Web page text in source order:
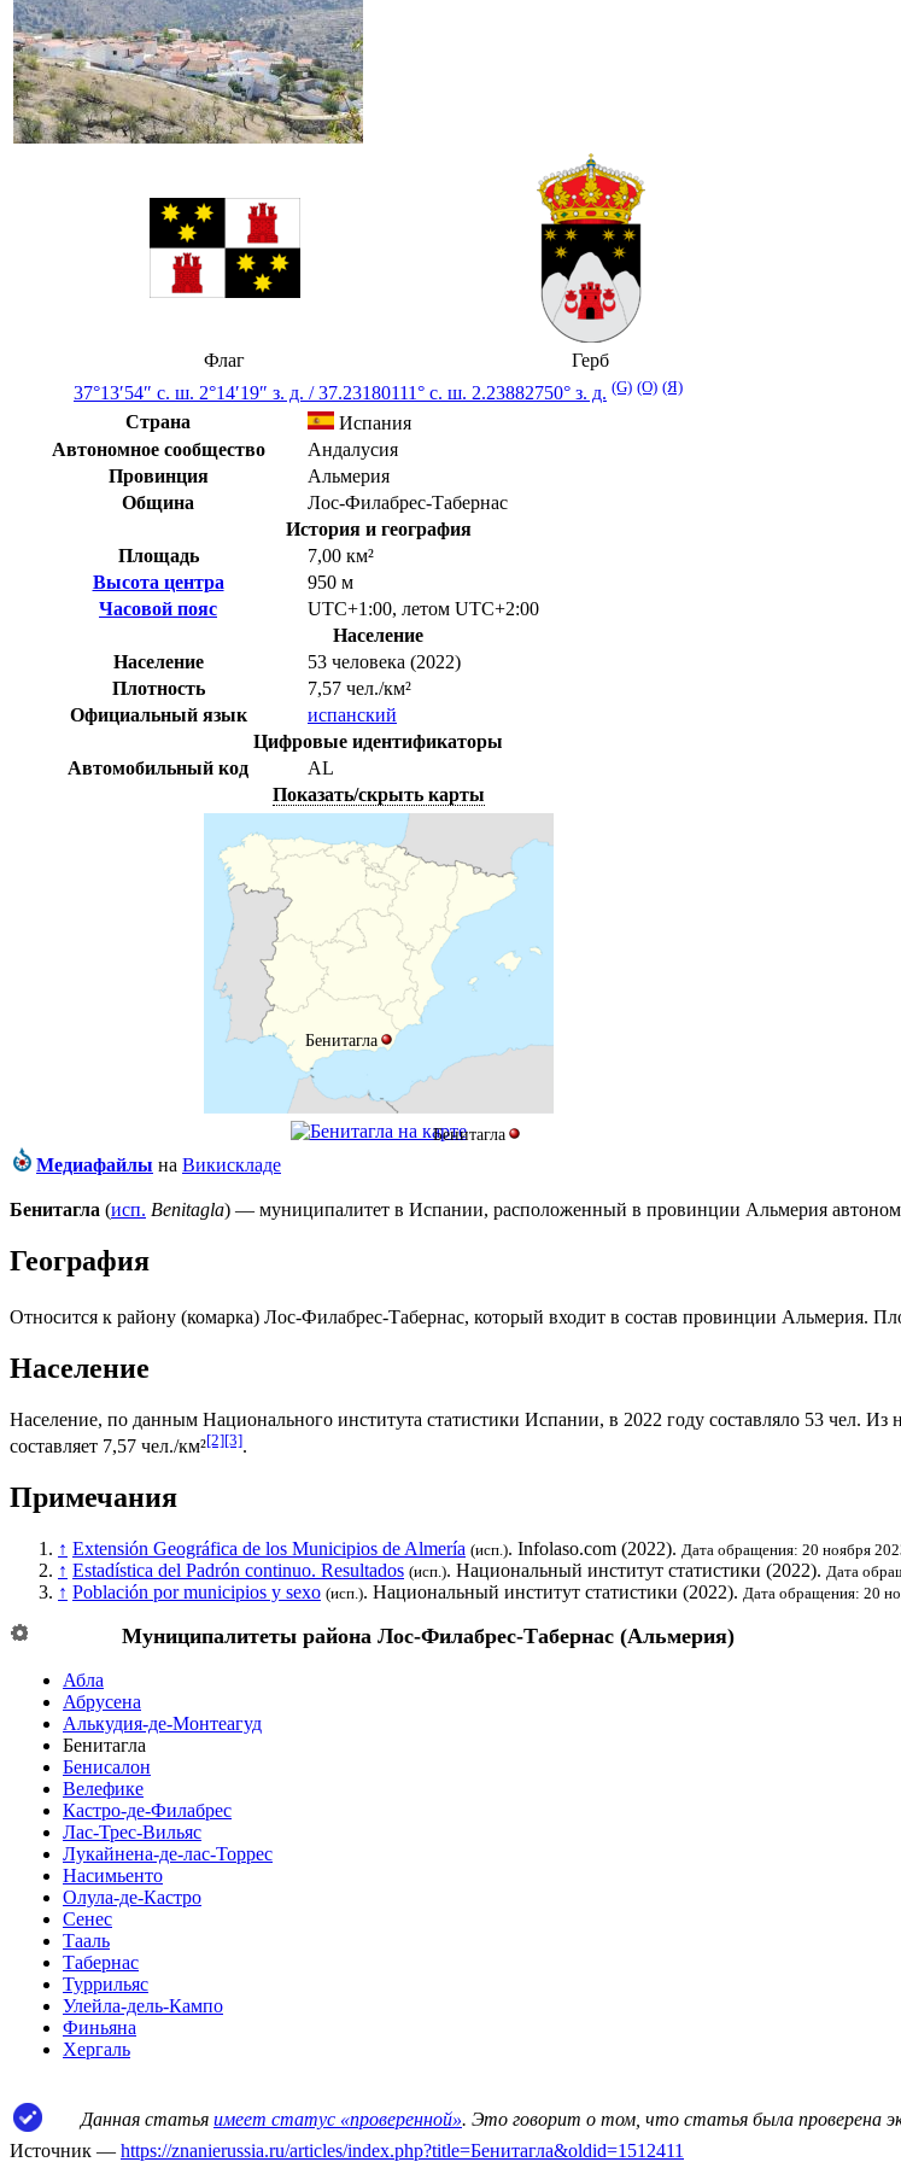
Флаг
Герб
37°13′54″ с. ш. 2°14′19″ з. д. /37.23180111° с. ш. 2.23882750° з. д. (G) (O) (Я)
Страна
Испания
Автономное сообщество
Андалусия
Провинция
Альмерия
Община
Лос-Филабрес-Табернас
История и география
Площадь
7,00 км²
Высота центра
950 м
Часовой пояс
UTC+1:00, летом UTC+2:00
Население
Население
53 человека (2022)
Плотность
7,57 чел./км²
Официальный язык
испанский
Цифровые идентификаторы
Автомобильный код
AL
Показать/скрыть карты
Бенитагла
Бенитагла
Медиафайлы на Викискладе
Бенитагла (исп. Benitagla) — муниципалитет в Испании, расположенный в провинции Альмерия
География
Относится к району (комарка) Лос-Филабрес-Табернас, который входит в состав провинции Альмерия.
Население
Население, по данным Национального института статистики Испании, в 2022 году составляло 53 чел.
составляет 7,57 чел./км²[2][3].
Примечания
↑ Extensión Geográfica de los Municipios de Almería (исп.). Infolaso.com (2022). Дата обращения: 20 ноября
↑ Estadística del Padrón continuo. Resultados (исп.). Национальный институт статистики (2022). Дата
↑ Población por municipios y sexo (исп.). Национальный институт статистики (2022). Дата обращения: 20
Муниципалитеты района Лос-Филабрес-Табернас(Альмерия)
Абла
Абрусена
Алькудия-де-Монтеагуд
Бенитагла
Бенисалон
Велефике
Кастро-де-Филабрес
Лас-Трес-Вильяс
Лукайнена-де-лас-Торрес
Насимьенто
Олула-де-Кастро
Сенес
Тааль
Табернас
Туррильяс
Улейла-дель-Кампо
Финьяна
Хергаль
Данная статья имеет статус «проверенной». Это говорит о том, что статья была проверена
Источник — https://znanierussia.ru/articles/index.php?title=Бенитагла&oldid=1512411